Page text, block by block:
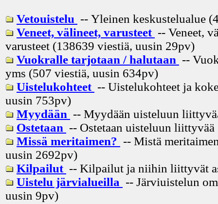
Vetouistelu -- Yleinen keskustelualue
Veneet, välineet, varusteet -- Veneet,
varusteet (138639 viestiä, uusin 29pv)
Vuokralle tarjotaan / halutaan --
yms (507 viestiä, uusin 634pv)
Uistelukohteet -- Uistelukohteet ja
uusin 753pv)
Myydään -- Myydään uisteluun
Ostetaan -- Ostetaan uisteluun
Missä meritaimen? -- Mistä
uusin 2692pv)
Kilpailut -- Kilpailut ja niihin liittyvät
Uistelu järvialueilla -- Järviuistelun
uusin 9pv)